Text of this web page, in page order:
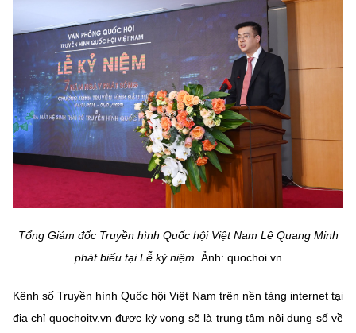
Tổng Giám đốc Truyền hình Quốc hội Việt Nam Lê Quang Minh
phát biểu tại Lễ kỷ niệm . Ảnh: quochoi.vn
Kênh số Truyền hình Quốc hội Việt Nam trên nền tảng internet tại
địa chỉ quochoitv.vn được kỳ vọng sẽ là trung tâm nội dung số về